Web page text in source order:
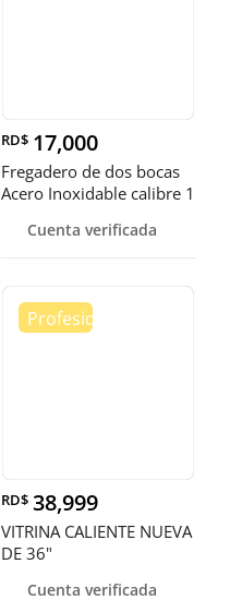
RD$ 17,000
Fregadero de dos bocas
Acero Inoxidable calibre 1
Cuenta verificada
RD$ 38,999
VITRINA CALIENTE NUEVA
DE 36"
Cuenta verificada